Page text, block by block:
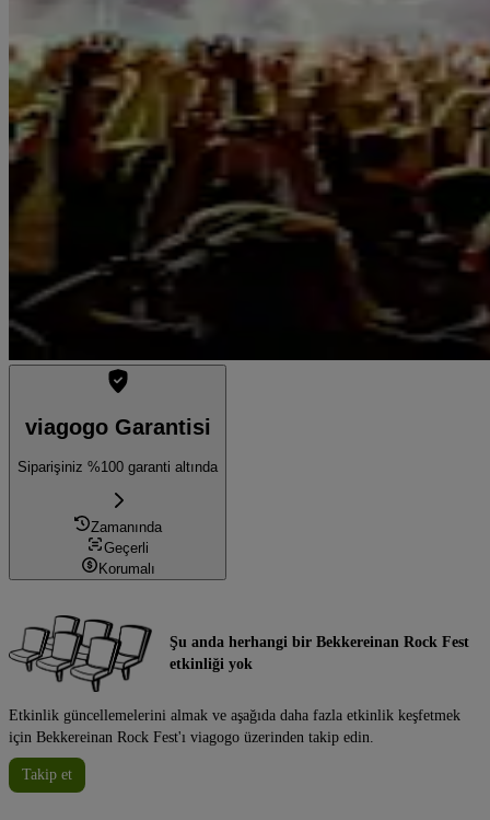
viagogo Garantisi
Siparişiniz %100 garanti altında
Zamanında
Geçerli
Korumalı
Şu anda herhangi bir Bekkereinan Rock Fest
etkinliği yok
Etkinlik güncellemelerini almak ve aşağıda daha fazla etkinlik keşfetmek
için Bekkereinan Rock Fest'ı viagogo üzerinden takip edin.
Takip et